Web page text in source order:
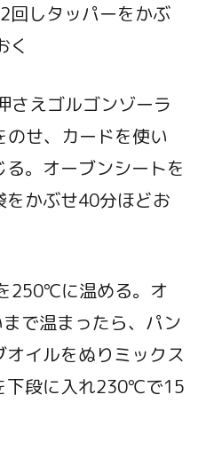
回しタッパーをかぶ
く
えゴルゴンゾーラ
せ、カードを使い
。オーブンシートを
かぶせ40分ほどお
250℃に温める。オ
で温まったら、パン
イルをぬりミックス
下段に入れ230℃で15